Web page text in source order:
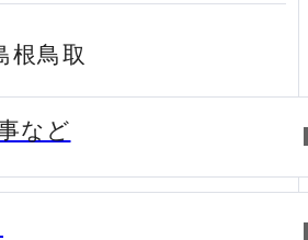
根鳥取
など